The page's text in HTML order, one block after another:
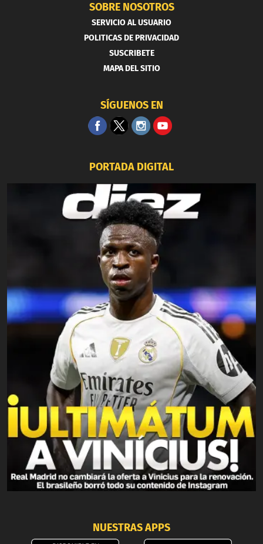
SOBRE NOSOTROS
SERVICIO AL USUARIO
POLITICAS DE PRIVACIDAD
SUSCRIBETE
MAPA DEL SITIO
SÍGUENOS EN
PORTADA DIGITAL
NUESTRAS APPS